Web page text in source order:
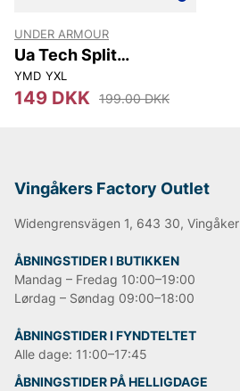
UNDER ARMOUR
Ua Tech Split
Wordmark Ss
YMD YXL
149 DKK 199.00 DKK
Vingåkers Factory Outlet
Widengrensvägen 1, 643 30, Vingåker
ÅBNINGSTIDER I BUTIKKEN
Mandag – Fredag 10:00–19:00
Lørdag – Søndag 09:00–18:00
ÅBNINGSTIDER I FYNDTELTET
Alle dage: 11:00–17:45
ÅBNINGSTIDER PÅ HELLIGDAGE